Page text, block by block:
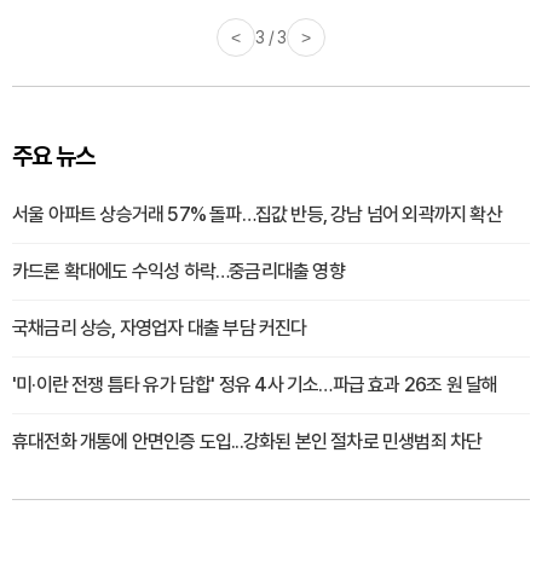
< 3 / 3 >
주요 뉴스
서울 아파트 상승거래 57% 돌파…집값 반등, 강남 넘어 외곽까지 확산
카드론 확대에도 수익성 하락…중금리대출 영향
국채금리 상승, 자영업자 대출 부담 커진다
'미·이란 전쟁 틈타 유가 담합' 정유 4사 기소…파급 효과 26조 원 달해
휴대전화 개통에 안면인증 도입...강화된 본인 절차로 민생범죄 차단